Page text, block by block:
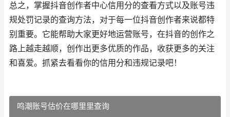
总之，掌握抖音创作者中心信用分的查看方式以及账号违
规处罚记录的查询方法，对于每一位抖音创作者来说都特
别重要。它能帮助大家更好地运营账号，在抖音的创作之
路上越走越顺，创作出更多优质的作品，收获更多的关注
和喜爱。抓紧去看看你的信用分和违规记录吧！
鸣潮账号估价在哪里里查询